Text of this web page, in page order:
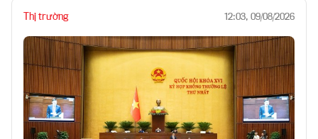
Thị trường 12:03, 09/08/2026